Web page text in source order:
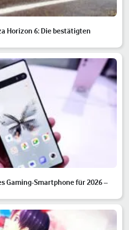
Horizon 6: Die bestätigten
Gaming-Smartphone für 2026 –